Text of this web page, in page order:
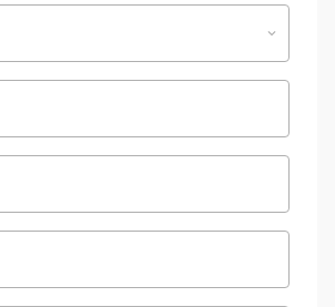
keyboard_arrow_down